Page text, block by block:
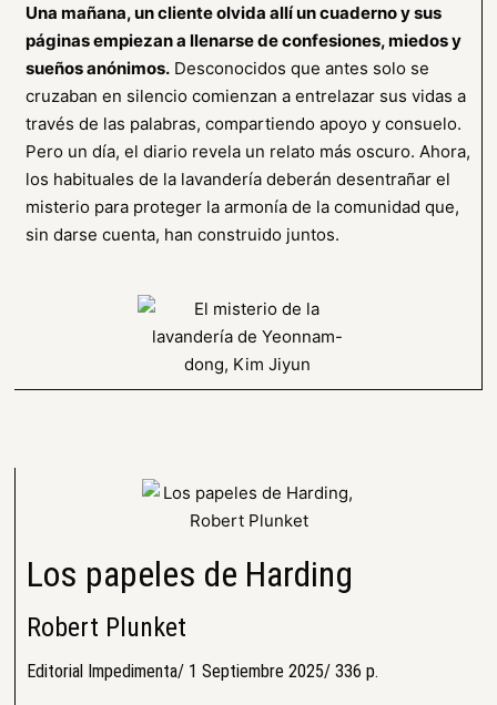
Una mañana, un cliente olvida allí un cuaderno y sus
páginas empiezan a llenarse de confesiones, miedos y
sueños anónimos.Desconocidos que antes solo se
cruzaban en silencio comienzan a entrelazar sus vidas a
través de las palabras, compartiendo apoyo y consuelo.
Pero un día, el diario revela un relato más oscuro. Ahora,
los habituales de la lavandería deberán desentrañar el
misterio para proteger la armonía de la comunidad que,
sin darse cuenta, han construido juntos.
Los papeles de Harding
Robert Plunket
Editorial Impedimenta/ 1 Septiembre 2025/ 336 p.